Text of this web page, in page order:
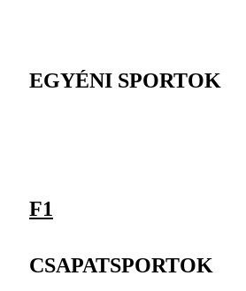
EGYÉNI SPORTOK
F1
CSAPATSPORTOK